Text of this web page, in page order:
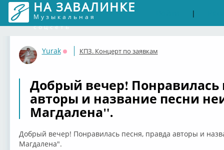
НА ЗАВАЛИНКЕ
Музыкальная
соцсеть
|
Yurak
Оффлайн
КПЗ. Концерт по заявкам
Добрый вечер! Понравилась
авторы и название песни
Магдалена".
Добрый вечер! Понравилась песня, правда авторы и
Магдалена".